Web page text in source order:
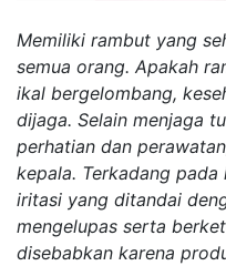
Memiliki rambut yang
semua orang. Apakah
ikal bergelombang,
dijaga. Selain menjaga
perhatian dan
kepala. Terkadang
iritasi yang ditandai
mengelupas serta
disebabkan karena